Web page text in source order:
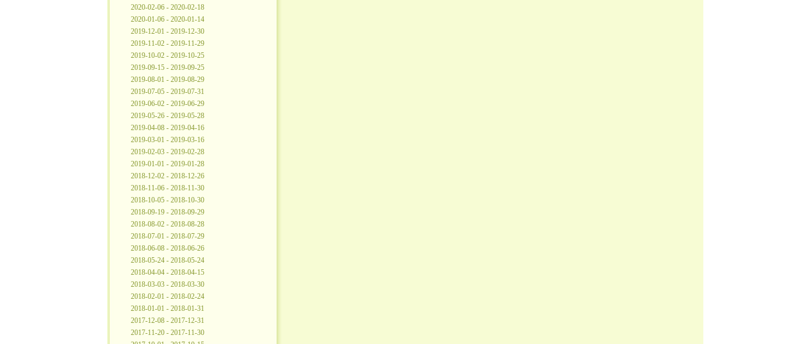
2020-02-06 - 2020-02-18
2020-01-06 - 2020-01-14
2019-12-01 - 2019-12-30
2019-11-02 - 2019-11-29
2019-10-02 - 2019-10-25
2019-09-15 - 2019-09-25
2019-08-01 - 2019-08-29
2019-07-05 - 2019-07-31
2019-06-02 - 2019-06-29
2019-05-26 - 2019-05-28
2019-04-08 - 2019-04-16
2019-03-01 - 2019-03-16
2019-02-03 - 2019-02-28
2019-01-01 - 2019-01-28
2018-12-02 - 2018-12-26
2018-11-06 - 2018-11-30
2018-10-05 - 2018-10-30
2018-09-19 - 2018-09-29
2018-08-02 - 2018-08-28
2018-07-01 - 2018-07-29
2018-06-08 - 2018-06-26
2018-05-24 - 2018-05-24
2018-04-04 - 2018-04-15
2018-03-03 - 2018-03-30
2018-02-01 - 2018-02-24
2018-01-01 - 2018-01-31
2017-12-08 - 2017-12-31
2017-11-20 - 2017-11-30